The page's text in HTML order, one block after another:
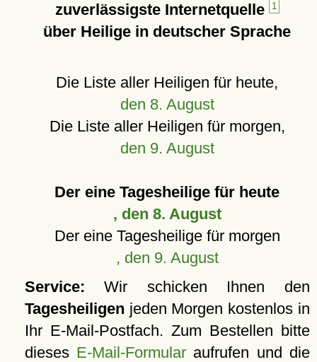
zuverlässigste Internetquelle
1
über Heilige in deutscher Sprache
Die Liste aller Heiligen für heute,
den 8. August
Die Liste aller Heiligen für morgen,
den 9. August
Der eine Tagesheilige für heute
, den 8. August
Der eine Tagesheilige für morgen
, den 9. August
Service: Wir schicken Ihnen den
Tagesheiligen jeden Morgen kostenlos in
Ihr E-Mail-Postfach. Zum Bestellen bitte
dieses E-Mail-Formular aufrufen und die